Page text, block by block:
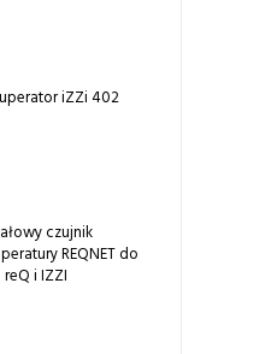
iZZi 402
czujnik
REQNET do
reQ i IZZI